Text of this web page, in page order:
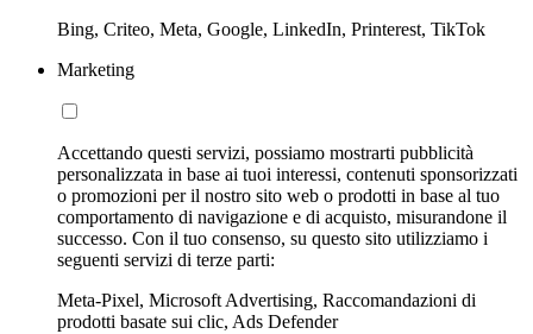
Bing, Criteo, Meta, Google, LinkedIn, Printerest, TikTok
Marketing
Accettando questi servizi, possiamo mostrarti pubblicità
personalizzata in base ai tuoi interessi, contenuti sponsorizzati
o promozioni per il nostro sito web o prodotti in base al tuo
comportamento di navigazione e di acquisto, misurandone il
successo. Con il tuo consenso, su questo sito utilizziamo i
seguenti servizi di terze parti:
Meta-Pixel, Microsoft Advertising, Raccomandazioni di
prodotti basate sui clic, Ads Defender